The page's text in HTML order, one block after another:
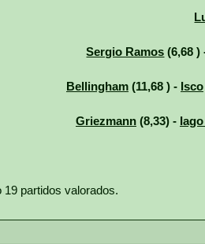
Sergio Ramos (6,68
Bellingham (11,68 ) - Isco
Griezmann (8,33) -
19 partidos valorados.